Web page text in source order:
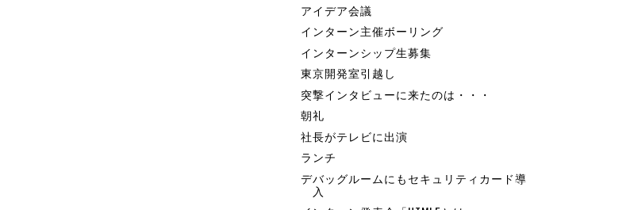
アイデア会議
インターン主催ボーリング
インターンシップ生募集
東京開発室引越し
突撃インタビューに来たのは・・・
朝礼
社長がテレビに出演
ランチ
デバッグルームにもセキュリティカード導
入